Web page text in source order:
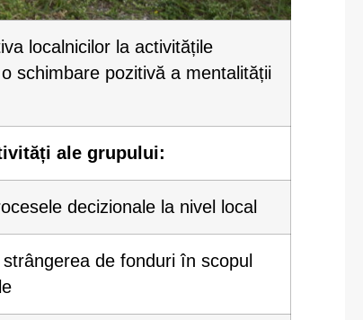
localnicilor la activitățile
schimbare pozitivă a mentalității
ale grupului:
decizionale la nivel local
de fonduri în scopul